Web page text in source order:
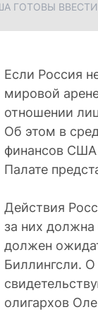
ГОТОВЫ
Если Россия
мировой
отношении
Об этом в
финансов США
Палате
Действия
за них
должен
Биллингсли. О
олигархов